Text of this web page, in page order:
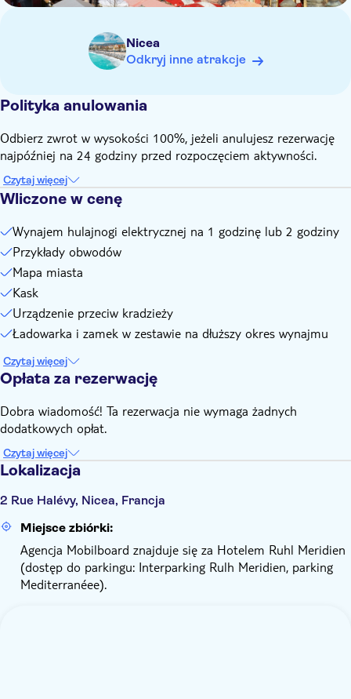
na miejscu należy wpłacić kaucję kartą kredytową lub
gotówką (200 € za hulajnogę) oraz dokument tożsamości
jeden uczestnik na jedną hulajnogę elektryczną. Maksymalna
waga to 118 kg (260 funtów)
Nicea
Odkryj inne atrakcje
Polityka anulowania
Odbierz zwrot w wysokości 100%, jeżeli anulujesz rezerwację
najpóźniej na 24 godziny przed rozpoczęciem aktywności.
Czytaj więcej
Wliczone w cenę
Wynajem hulajnogi elektrycznej na 1 godzinę lub 2 godziny
Przykłady obwodów
Mapa miasta
Kask
Urządzenie przeciw kradzieży
Ładowarka i zamek w zestawie na dłuższy okres wynajmu
Czytaj więcej
Opłata za rezerwację
Dobra wiadomość! Ta rezerwacja nie wymaga żadnych
dodatkowych opłat.
Czytaj więcej
Lokalizacja
2 Rue Halévy, Nicea, Francja
Miejsce zbiórki:
Agencja Mobilboard znajduje się za Hotelem Ruhl Meridien
(dostęp do parkingu: Interparking Rulh Meridien, parking
Mediterranéee).